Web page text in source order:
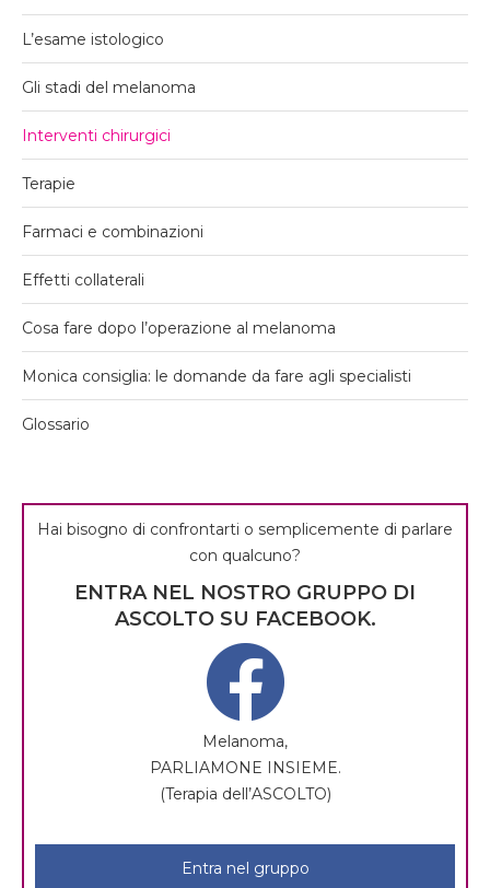
L’esame istologico
Gli stadi del melanoma
Interventi chirurgici
Terapie
Farmaci e combinazioni
Effetti collaterali
Cosa fare dopo l’operazione al melanoma
Monica consiglia: le domande da fare agli specialisti
Glossario
Hai bisogno di confrontarti o semplicemente di parlare
con qualcuno?
ENTRA NEL NOSTRO GRUPPO DI
ASCOLTO SU FACEBOOK.
Melanoma,
PARLIAMONE INSIEME.
(Terapia dell’ASCOLTO)
Entra nel gruppo